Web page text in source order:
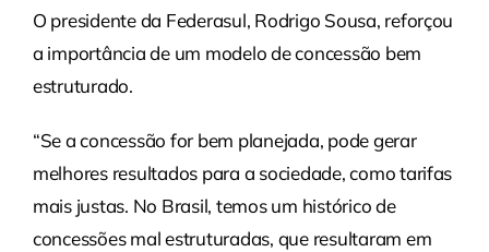
O presidente da Federasul, Rodrigo Sousa, reforçou
a importância de um modelo de concessão bem
estruturado.
“Se a concessão for bem planejada, pode gerar
melhores resultados para a sociedade, como tarifas
mais justas. No Brasil, temos um histórico de
concessões mal estruturadas, que resultaram em